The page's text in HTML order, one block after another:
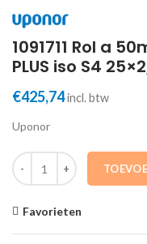
1091711 Rol a
PLUS iso S4
€425,74incl. btw
Uponor
1091711 Rol a 50m.
Favorieten